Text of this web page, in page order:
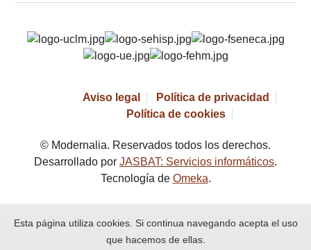
Aviso legal
Política de privacidad
Política de cookies
© Modernalia. Reservados todos los derechos.
Desarrollado por JASBAT: Servicios informáticos.
Tecnología de Omeka.
Esta página utiliza cookies. Si continua navegando acepta el uso
que hacemos de ellas.